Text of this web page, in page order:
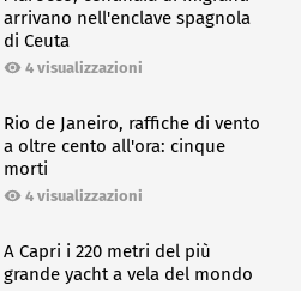
arrivano nell'enclave spagnola
di Ceuta
4 visualizzazioni
Rio de Janeiro, raffiche di vento
a oltre cento all'ora: cinque
morti
4 visualizzazioni
A Capri i 220 metri del più
grande yacht a vela del mondo